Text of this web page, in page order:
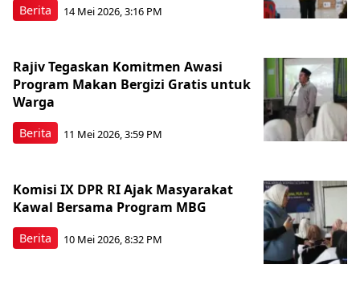
Berita 14 Mei 2026, 3:16 PM
Berita
Rajiv Tegaskan Komitmen Awasi
Program Makan Bergizi Gratis untuk
Warga
11 Mei 2026, 3:59 PM
Berita
Komisi IX DPR RI Ajak Masyarakat
Kawal Bersama Program MBG
10 Mei 2026, 8:32 PM